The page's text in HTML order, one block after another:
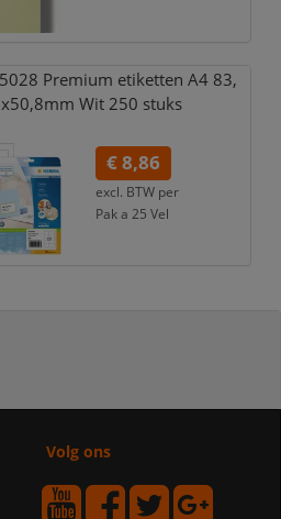
Premium etiketten A4 83,
8mm Wit 250 stuks
€ 8,86
excl. BTW per
Pak a 25 Vel
Volg ons